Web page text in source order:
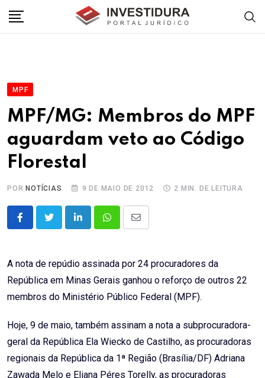
MPF
MPF/MG: Membros do MPF
aguardam veto ao Código
Florestal
POR NOTÍCIAS 9 DE MAIO DE 2012 2 MIN. DE LEITURA
LinkedInWhatsappShare
Email
A nota de repúdio assinada por 24 procuradores da
República em Minas Gerais ganhou o reforço de outros 22
membros do Ministério Público Federal (MPF).
Hoje, 9 de maio, também assinam a nota a subprocuradora-
geral da República Ela Wiecko de Castilho, as procuradoras
regionais da República da 1ª Região (Brasília/DF) Adriana
Zawada Melo e Eliana Péres Torelly, as procuradoras